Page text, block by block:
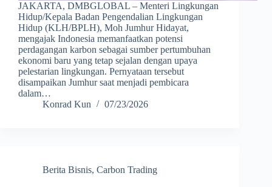
JAKARTA, DMBGLOBAL – Menteri Lingkungan
Hidup/Kepala Badan Pengendalian Lingkungan
Hidup (KLH/BPLH), Moh Jumhur Hidayat,
mengajak Indonesia memanfaatkan potensi
perdagangan karbon sebagai sumber pertumbuhan
ekonomi baru yang tetap sejalan dengan upaya
pelestarian lingkungan. Pernyataan tersebut
disampaikan Jumhur saat menjadi pembicara
dalam…
Konrad Kun
07/23/2026
Berita Bisnis, Carbon Trading